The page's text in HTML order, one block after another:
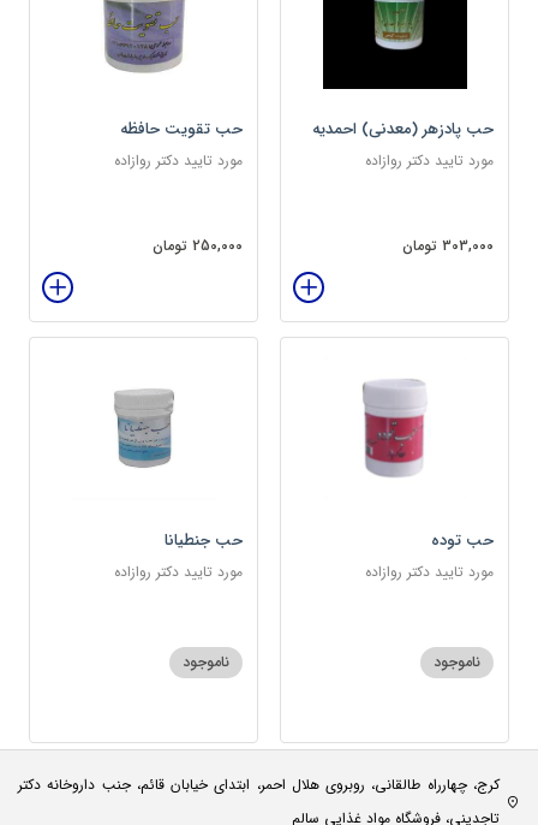
حب پادزهر (معدنی) احمدیه
مورد تایید دکتر روازاده
303,000 تومان
حب تقویت حافظه
مورد تایید دکتر روازاده
250,000 تومان
حب توده
مورد تایید دکتر روازاده
ناموجود
حب جنطیانا
مورد تایید دکتر روازاده
ناموجود
کرج، چهارراه طالقانی، روبروی هلال احمر، ابتدای خیابان قائم، جنب داروخانه دکتر
تاجدینی، فروشگاه مواد غذایی سالم